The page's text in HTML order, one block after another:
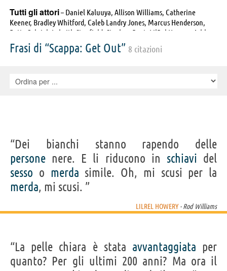
Tutti gli attori– Daniel Kaluuya, Allison Williams, Catherine
Keener, Bradley Whitford, Caleb Landry Jones, Marcus Henderson,
Betty Gabriel, Lakeith Stanfield, Stephen Root, LilRel Howery, Ashley
LeConte Campbell, John Wilmot, Caren L. Larkey, Julie Ann Doan,
Rutherford Cravens, Geraldine Singer, Yasuhiko Oyama, Richard Herd,
Amstutz, Mark Baynard Baggs, Lyle Brocato, Jamie Gliddon, Keegan-
Frasi di “Scappa: Get Out” 8 citazioni
“Dei bianchi stanno rapendo delle
persone nere. E li riducono in schiavi del
sesso o merda simile. Oh, mi scusi per la
merda, mi scusi. ”
LILREL HOWERY - Rod Williams
“La pelle chiara è stata avvantaggiata per
quanto? Per gli ultimi 200 anni? Ma ora il